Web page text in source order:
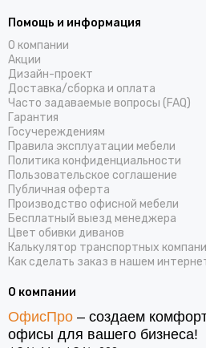
Помощь и информация
О компании
Акции
Дизайн-проект
Доставка/cборка и оплата
Часто задаваемые вопросы (FAQ)
Гарантия
Госучереждениям
Правила эксплуатации мебели
Политика конфиденциальности
Пользовательское соглашение
Публичная оферта
Производство офисной мебели
Бесплатный выезд менеджера
Цвет обивки диванов
Калькулятор транспортных
Как сделать заказ в нашем
О компании
ОфисПро – создаем
офисы для вашего бизнеса!